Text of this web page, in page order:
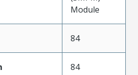
Module
84
84